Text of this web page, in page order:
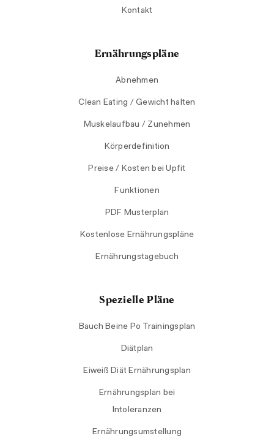
Kontakt
Ernährungspläne
Abnehmen
Clean Eating / Gewicht halten
Muskelaufbau / Zunehmen
Körperdefinition
Preise / Kosten bei Upfit
Funktionen
PDF Musterplan
Kostenlose Ernährungspläne
Ernährungstagebuch
Spezielle Pläne
Bauch Beine Po Trainingsplan
Diätplan
Eiweiß Diät Ernährungsplan
Ernährungsplan bei
Intoleranzen
Ernährungsumstellung